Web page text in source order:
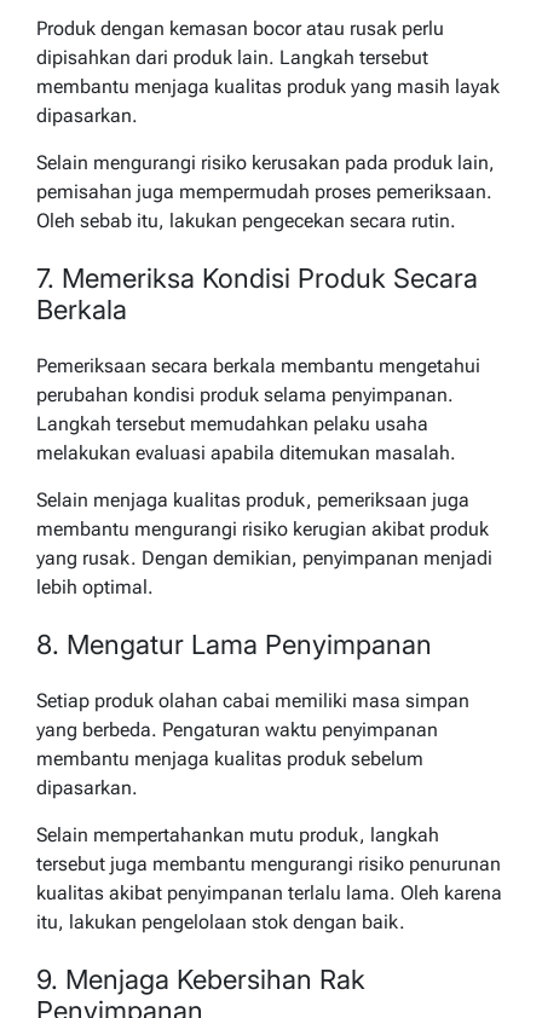
Produk dengan kemasan bocor atau rusak perlu
dipisahkan dari produk lain. Langkah tersebut
membantu menjaga kualitas produk yang masih layak
dipasarkan.
Selain mengurangi risiko kerusakan pada produk lain,
pemisahan juga mempermudah proses pemeriksaan.
Oleh sebab itu, lakukan pengecekan secara rutin.
7. Memeriksa Kondisi Produk Secara
Berkala
Pemeriksaan secara berkala membantu mengetahui
perubahan kondisi produk selama penyimpanan.
Langkah tersebut memudahkan pelaku usaha
melakukan evaluasi apabila ditemukan masalah.
Selain menjaga kualitas produk, pemeriksaan juga
membantu mengurangi risiko kerugian akibat produk
yang rusak. Dengan demikian, penyimpanan menjadi
lebih optimal.
8. Mengatur Lama Penyimpanan
Setiap produk olahan cabai memiliki masa simpan
yang berbeda. Pengaturan waktu penyimpanan
membantu menjaga kualitas produk sebelum
dipasarkan.
Selain mempertahankan mutu produk, langkah
tersebut juga membantu mengurangi risiko penurunan
kualitas akibat penyimpanan terlalu lama. Oleh karena
itu, lakukan pengelolaan stok dengan baik.
9. Menjaga Kebersihan Rak
Penyimpanan